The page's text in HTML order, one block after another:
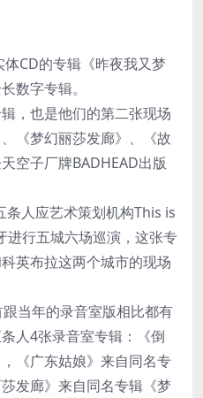
CD的专辑《昨夜我又梦
数字专辑。
，也是他们的第二张现场
《梦幻丽莎发廊》、《故
空子厂牌BADHEAD出版
人应艺术策划机构This is
进行五城六场巡演，这张专
英布拉这两个城市的现场
当年的录音室版相比都有
人4张录音室专辑：《倒
《广东姑娘》来自同名专
发廊》来自同名专辑《梦